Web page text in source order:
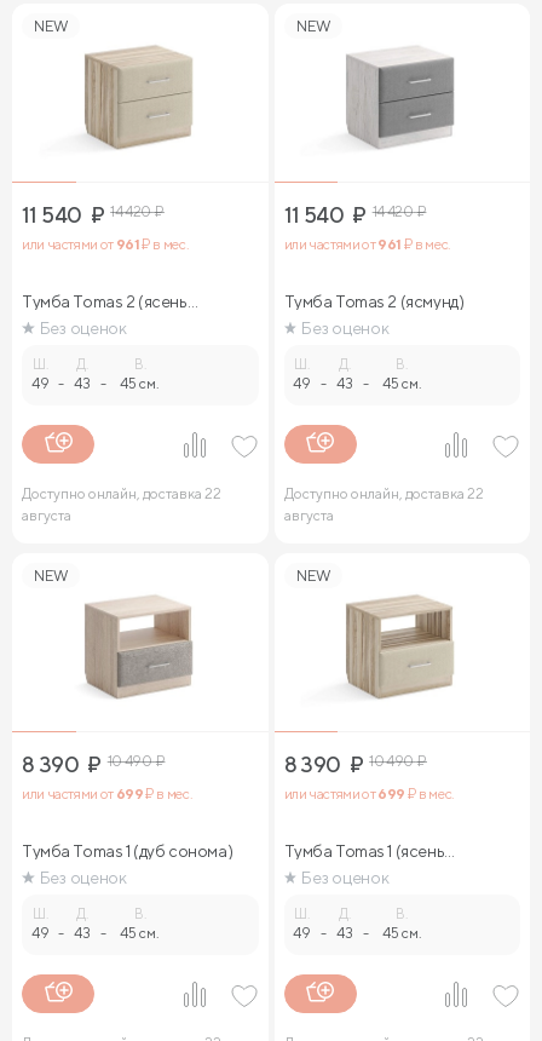
NEW
11 540 ₽ 14 420₽
или частями от 961₽ в мес.
Тумба Tomas 2 (ясень
ориноко)
Без оценок
49 -
Д.
43 -
В.
45 см.
Доступно онлайн, доставка 22
августа
NEW
11 540 ₽ 14 420₽
или частями от961 ₽ в мес.
Тумба Tomas 2 (ясмунд)
Без оценок
49 -
Д.
43 -
В.
45 см.
Доступно онлайн, доставка 22
августа
NEW
8 390 ₽ 10 490₽
или частями от 699₽ в мес.
Тумба Tomas 1 (дуб сонома)
Без оценок
49 -
Д.
43 -
В.
45 см.
NEW
8 390 ₽ 10 490₽
или частями от699 ₽ в мес.
Тумба Tomas 1 (ясень
ориноко)
Без оценок
49 -
Д.
43 -
В.
45 см.